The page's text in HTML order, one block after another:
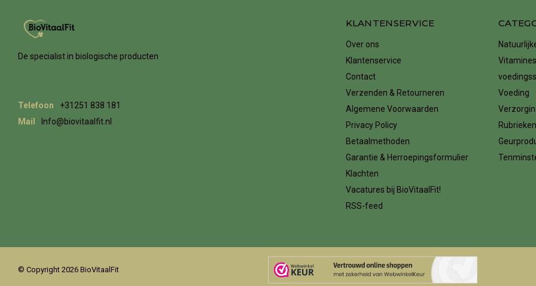
De specialist in biologische producten
Telefoon
+31251 838 181
Mail
Info@biovitaalfit.nl
KLANTENSERVICE
Over ons
Klantenservice
Contact
Verzenden & Retourneren
Algemene Voorwaarden
Privacy Policy
Betaalmethoden
Garantie & Herroepingsformulier
Klachten
Vacatures bij BioVitaalFit!
RSS-feed
Voeding
Rubrieken
© Copyright 2026 BioVitaalFit